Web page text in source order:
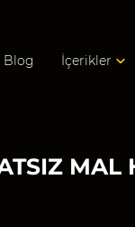
Blog İçerikler
MAL